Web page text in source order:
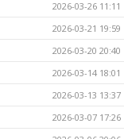
2026-03-26 11:11
2026-03-21 19:59
2026-03-20 20:40
2026-03-14 18:01
2026-03-13 13:37
2026-03-07 17:26